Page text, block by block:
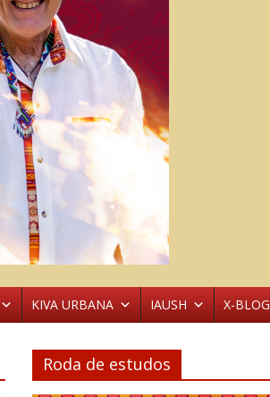
KIVA URBANA IAUSH X-BLOG
Roda de estudos